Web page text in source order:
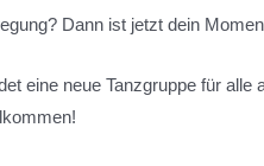
Dann ist jetzt dein
eine neue Tanzgruppe für